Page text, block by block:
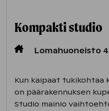
Kompaktistudio
Lomahuoneisto
Kun kaipaat tukikohtaa
on päärakennuksen
Studio mainio